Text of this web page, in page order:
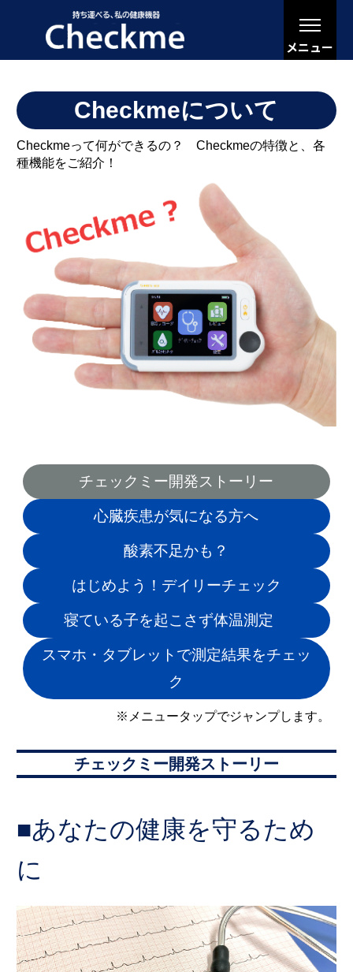
メニュー
Checkmeについて
Checkmeって何ができるの？ Checkmeの特徴と、各
種機能をご紹介！
チェックミー開発ストーリー
心臓疾患が気になる方へ
酸素不足かも？
はじめよう！デイリーチェック
寝ている子を起こさず体温測定
スマホ・タブレットで測定結果をチェッ
ク
※メニュータップでジャンプします。
チェックミー開発ストーリー
■あなたの健康を守るため
に